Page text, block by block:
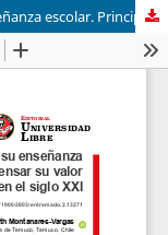
La historia de conflictos violentos y su enseñanza escolar. Principios teóricos para (re)pensar su valor formativo en el siglo XXI